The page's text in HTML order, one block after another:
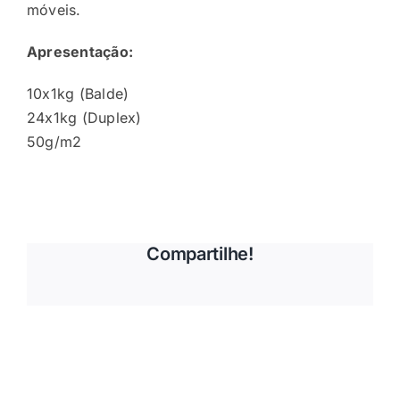
móveis.
Apresentação:
10x1kg (Balde)
24x1kg (Duplex)
50g/m2
Compartilhe!